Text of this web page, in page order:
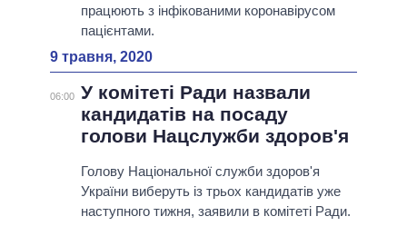
працюють з інфікованими коронавірусом
пацієнтами.
9 травня, 2020
06:00 У комітеті Ради назвали
кандидатів на посаду
голови Нацслужби здоров'я
Голову Національної служби здоров'я
України виберуть із трьох кандидатів уже
наступного тижня, заявили в комітеті Ради.